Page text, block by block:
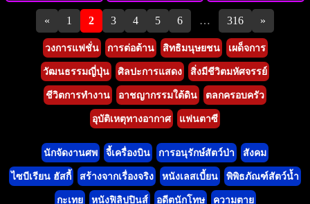
Pagination
« 1 2 3 4 5 6 … 316 »
วงการแฟชั่น การต่อต้าน สิทธิมนุษยชน เผด็จการ
วัฒนธรรมญี่ปุ่น ศิลปะการแสดง สิ่งมีชีวิตมหัศจรรย์
ชีวิตการทำงาน อาชญากรรมใต้ดิน ตลกครอบครัว
อุบัติเหตุทางอากาศ แฟนตาซี
นักจัดงานศพ จี้เครื่องบิน การอนุรักษ์สัตว์ป่า สังคม
ไซบีเรียน ฮัสกี้ สร้างจากเรื่องจริง หนังเลสเบี้ยน พิพิธภัณฑ์สัตว์น้ำ
กะเทย หนังฟิลิปปินส์ อดีตนักโทษ ความตาย